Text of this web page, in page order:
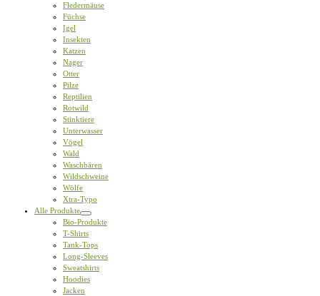
Fledermäuse
Füchse
Igel
Insekten
Katzen
Nager
Otter
Pilze
Reptilien
Rotwild
Stinktiere
Unterwasser
Vögel
Wald
Waschbären
Wildschweine
Wölfe
Xtra-Typo
Alle Produkte
Bio-Produkte
T-Shirts
Tank-Tops
Long-Sleeves
Sweatshirts
Hoodies
Jacken